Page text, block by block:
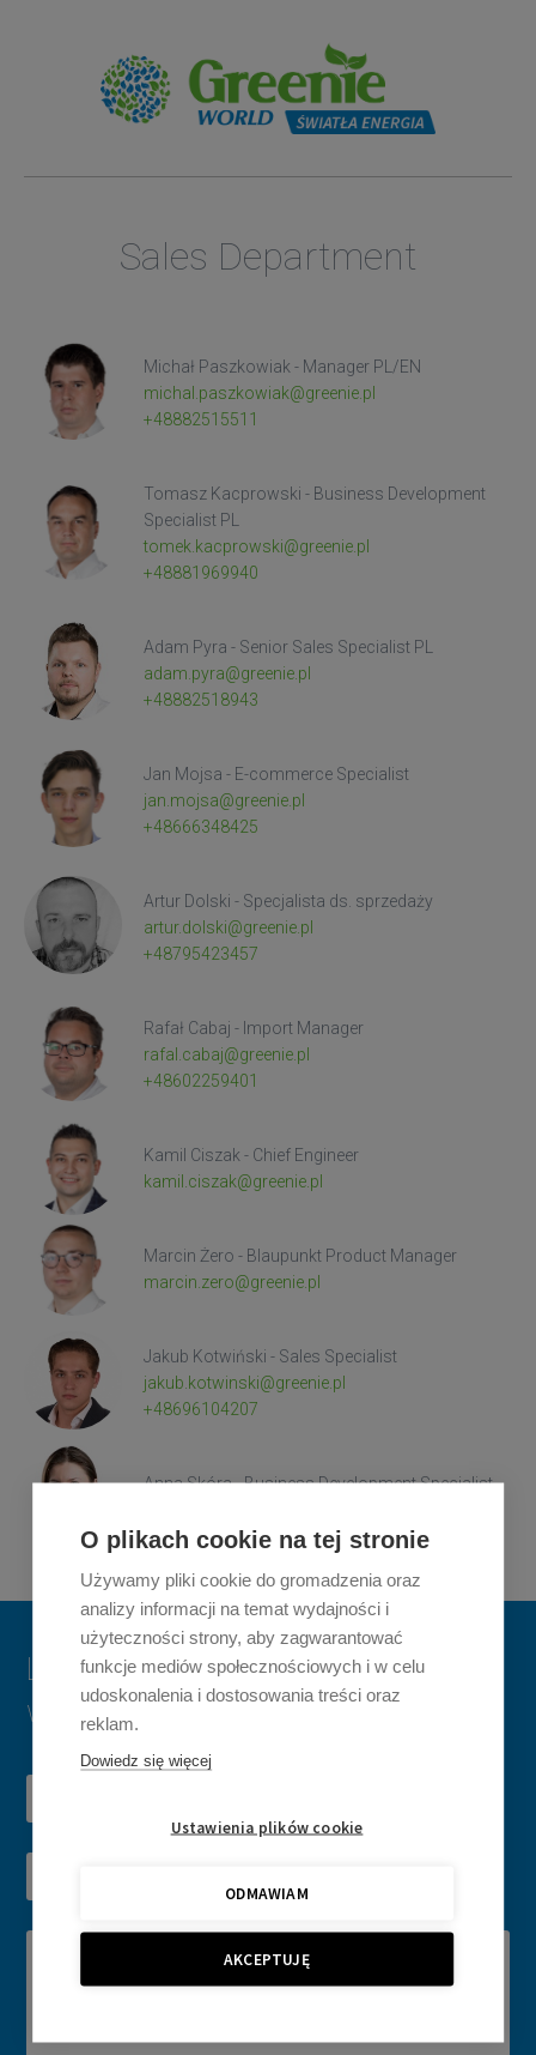
O plikach cookie na tej stronie
Używamy pliki cookie do gromadzenia oraz
analizy informacji na temat wydajności i
użyteczności strony, aby zagwarantować
funkcje mediów społecznościowych i w celu
udoskonalenia i dostosowania treści oraz
reklam.
Dowiedz się więcej
Ustawienia plików cookie
ODMAWIAM
AKCEPTUJĘ
Sales Department
Michał Paszkowiak - Manager PL/EN
michal.paszkowiak@greenie.pl
+48882515511
Tomasz Kacprowski - Business Development
Specialist PL
tomek.kacprowski@greenie.pl
+48881969940
Adam Pyra - Senior Sales Specialist PL
adam.pyra@greenie.pl
+48882518943
Jan Mojsa - E-commerce Specialist
jan.mojsa@greenie.pl
+48666348425
Artur Dolski - Specjalista ds. sprzedaży
artur.dolski@greenie.pl
+48795423457
Rafał Cabaj - Import Manager
rafal.cabaj@greenie.pl
+48602259401
Kamil Ciszak - Chief Engineer
kamil.ciszak@greenie.pl
Marcin Żero - Blaupunkt Product Manager
marcin.zero@greenie.pl
Jakub Kotwiński - Sales Specialist
jakub.kotwinski@greenie.pl
+48696104207
Anna Skóra - Business Development Specialist
Leave a message, we will respond
within 24 hours